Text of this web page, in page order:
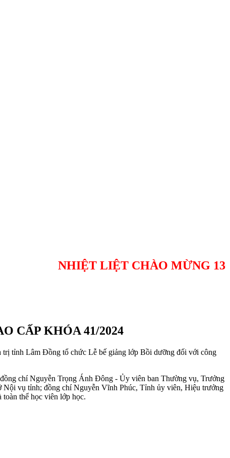
NHIỆT LIỆT CHÀO MỪNG 136
CẤP KHÓA 41/2024
tỉnh Lâm Đồng tổ chức Lễ bế giảng lớp Bồi dưỡng đối với công
chí Nguyễn Trọng Ánh Đông - Ủy viên ban Thường vụ, Trưởng
vụ tỉnh; đồng chí Nguyễn Vĩnh Phúc, Tỉnh ủy viên, Hiệu trưởng
thể học viên lớp học.